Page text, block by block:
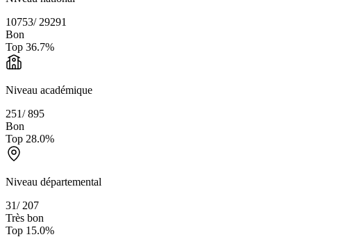
10753/ 29291
Bon
Top 36.7%
Niveau académique
251/895
Bon
Top 28.0%
Niveau départemental
31/ 207
Très bon
Top 15.0%